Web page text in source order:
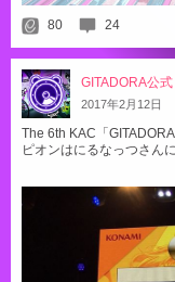
80 24
GITADORA公式
2017年2月 12日
The 6th KAC「
ピオンはにるなっつさん